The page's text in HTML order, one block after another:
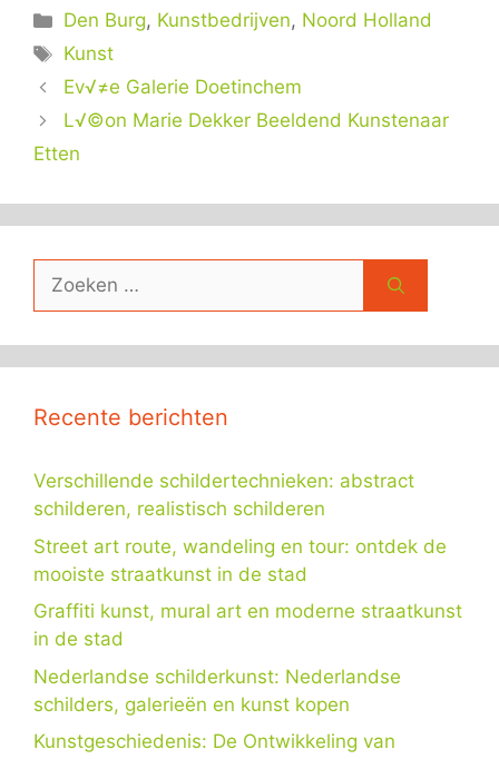
Categorieën
Den Burg, Kunstbedrijven, Noord Holland
Tags
Kunst
Ev√≠e Galerie Doetinchem
L√©on Marie Dekker Beeldend Kunstenaar
Etten
Zoek
Recente berichten
Verschillende schildertechnieken: abstract
schilderen, realistisch schilderen
Street art route, wandeling en tour: ontdek de
mooiste straatkunst in de stad
Graffiti kunst, mural art en moderne straatkunst
in de stad
Nederlandse schilderkunst: Nederlandse
schilders, galerieën en kunst kopen
Kunstgeschiedenis: De Ontwikkeling van